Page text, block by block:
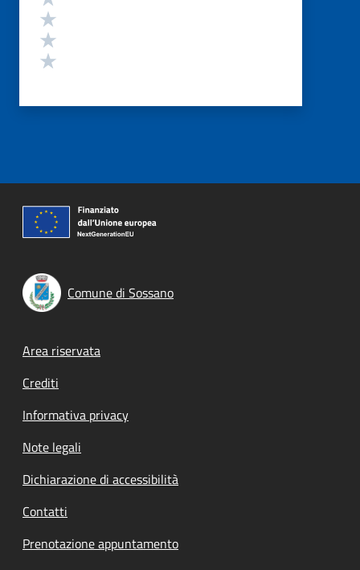
Comune di Sossano
Footer menu
Area riservata
Crediti
Informativa privacy
Note legali
Dichiarazione di accessibilità
Contatti
Prenotazione appuntamento